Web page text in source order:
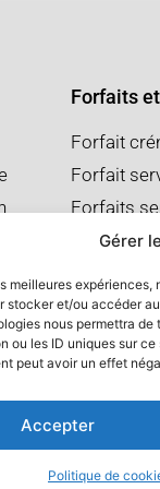
Gérer
meilleures
stocker et/ou accéder
nous permettra
ou les ID uniques sur
peut avoir un effet
Accepter
Politique de
Forfaits
Forfait
Forfait
Forfaits